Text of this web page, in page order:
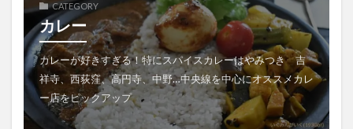
CATEGORY
カレー
カレーが好きすぎる！特にスパイスカレーはやみつき 吉
祥寺、西荻窪、高円寺、中野…中央線を中心にオススメカレ
ー店をピックアップ